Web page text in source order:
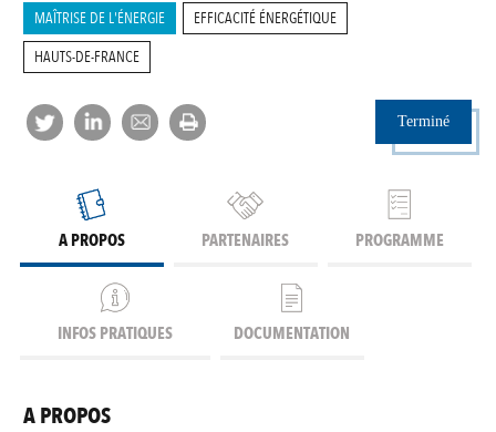
MAÎTRISE DE L'ÉNERGIE
EFFICACITÉ ÉNERGÉTIQUE
HAUTS-DE-FRANCE
Terminé
A PROPOS PARTENAIRES PROGRAMME
INFOS PRATIQUES DOCUMENTATION
A PROPOS